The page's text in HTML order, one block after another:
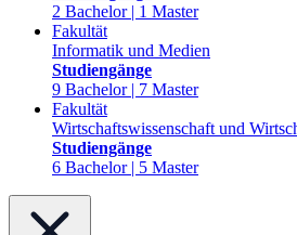
2 Bachelor | 1 Master
Fakultät
Informatik und Medien
Studiengänge
9 Bachelor | 7 Master
Fakultät
Wirtschaftswissenschaft und
Studiengänge
6 Bachelor | 5 Master